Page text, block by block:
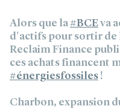
Alors que la #BCEva
d'actifs pour sortir de
Reclaim Finance
ces achats financent
#énergiesfossiles !
Charbon, expansion